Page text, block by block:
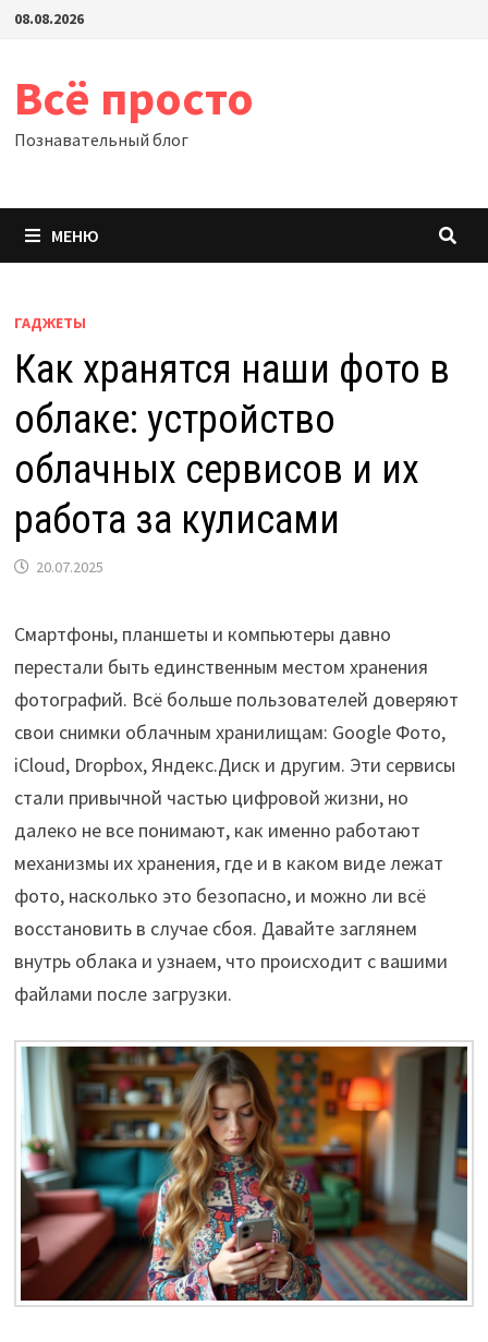
Перейти
08.08.2026
Всё просто
Познавательный блог
МЕНЮ
ГАДЖЕТЫ
Как хранятся наши фото в
облаке: устройство
облачных сервисов и их
работа за кулисами
20.07.2025
Смартфоны, планшеты и компьютеры давно
перестали быть единственным местом хранения
фотографий. Всё больше пользователей доверяют
свои снимки облачным хранилищам: Google Фото,
iCloud, Dropbox, Яндекс.Диск и другим. Эти сервисы
стали привычной частью цифровой жизни, но
далеко не все понимают, как именно работают
механизмы их хранения, где и в каком виде лежат
фото, насколько это безопасно, и можно ли всё
восстановить в случае сбоя. Давайте заглянем
внутрь облака и узнаем, что происходит с вашими
файлами после загрузки.